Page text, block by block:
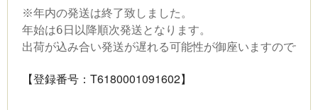
※年内の発送は終了致しました。
年始は6日以降順次発送となります。
出荷が込み合い発送が遅れる可能性が御座いますので予
【登録番号：T6180001091602】